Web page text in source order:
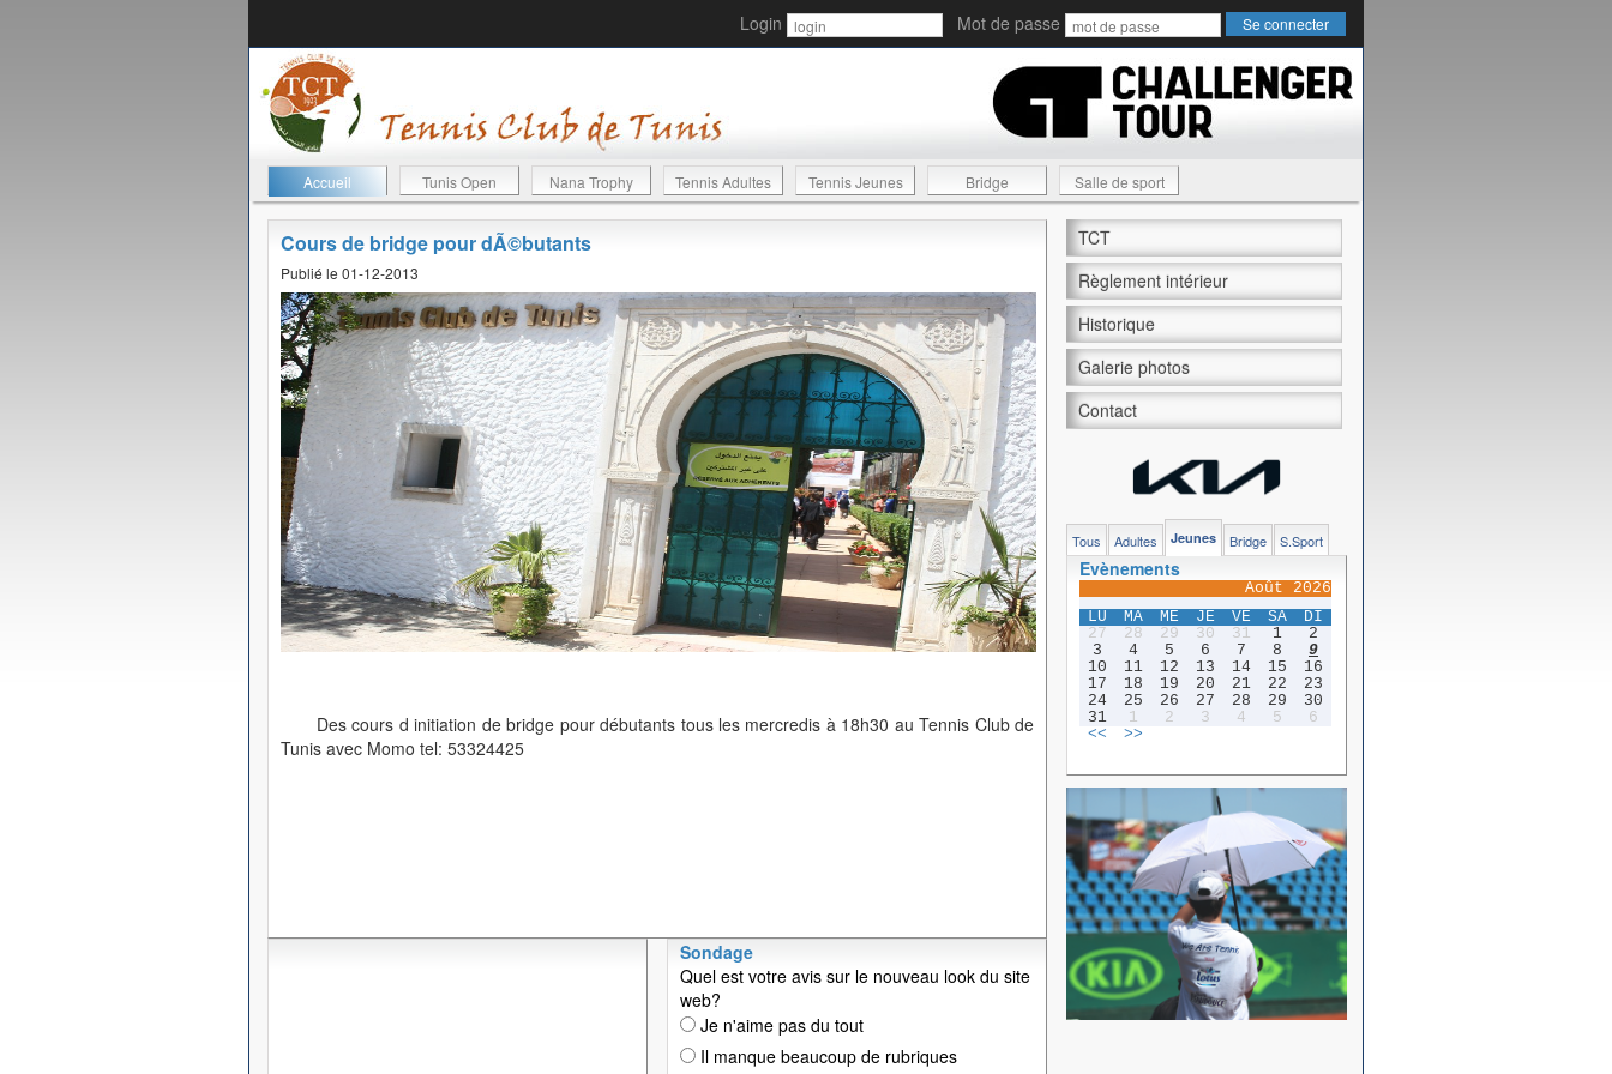
Login Mot de passe
Accueil Tunis Open Nana Trophy Tennis Adultes Tennis Jeunes Bridge Salle de sport
Cours de bridge pour dÃ©butants
Publié le 01-12-2013
Des cours d initiation de bridge pour débutants tous les mercredis à 18h30 au Tennis Club de
Tunis avec Momo tel: 53324425
Sondage
Quel est votre avis sur le nouveau look du site
web?
Je n'aime pas du tout
Il manque beaucoup de rubriques
TCT
Règlement intérieur
Historique
Galerie photos
Contact
Tous Adultes Jeunes Bridge S.Sport
Evènements
Août 2026
LU
MA ME JE VE SA
DI
27
28 29 30 31 1
2
3
4 5 6 7 8
9
10
11 12 13 14 15
16
17
18 19 20 21 22
23
24
25 26 27 28 29
30
31
1 2 3 4 5
6
<<
>>